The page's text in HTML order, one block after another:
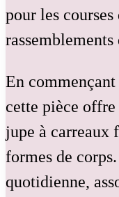
pour les
rassemblements
En
cette pièce
jupe à carreaux
formes de
quotidienne,